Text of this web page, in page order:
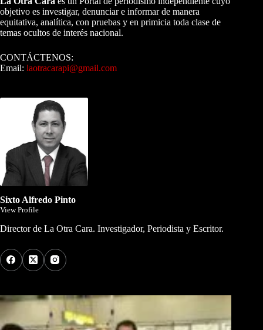
objetivo es investigar, denunciar e informar de manera
equitativa, analítica, con pruebas y en primicia toda clase de
temas ocultos de interés nacional.
CONTÁCTENOS:
Email: laotracarapi@gmail.com
Sixto Alfredo Pinto
View Profile
Director de La Otra Cara. Investigador, Periodista y Escritor.